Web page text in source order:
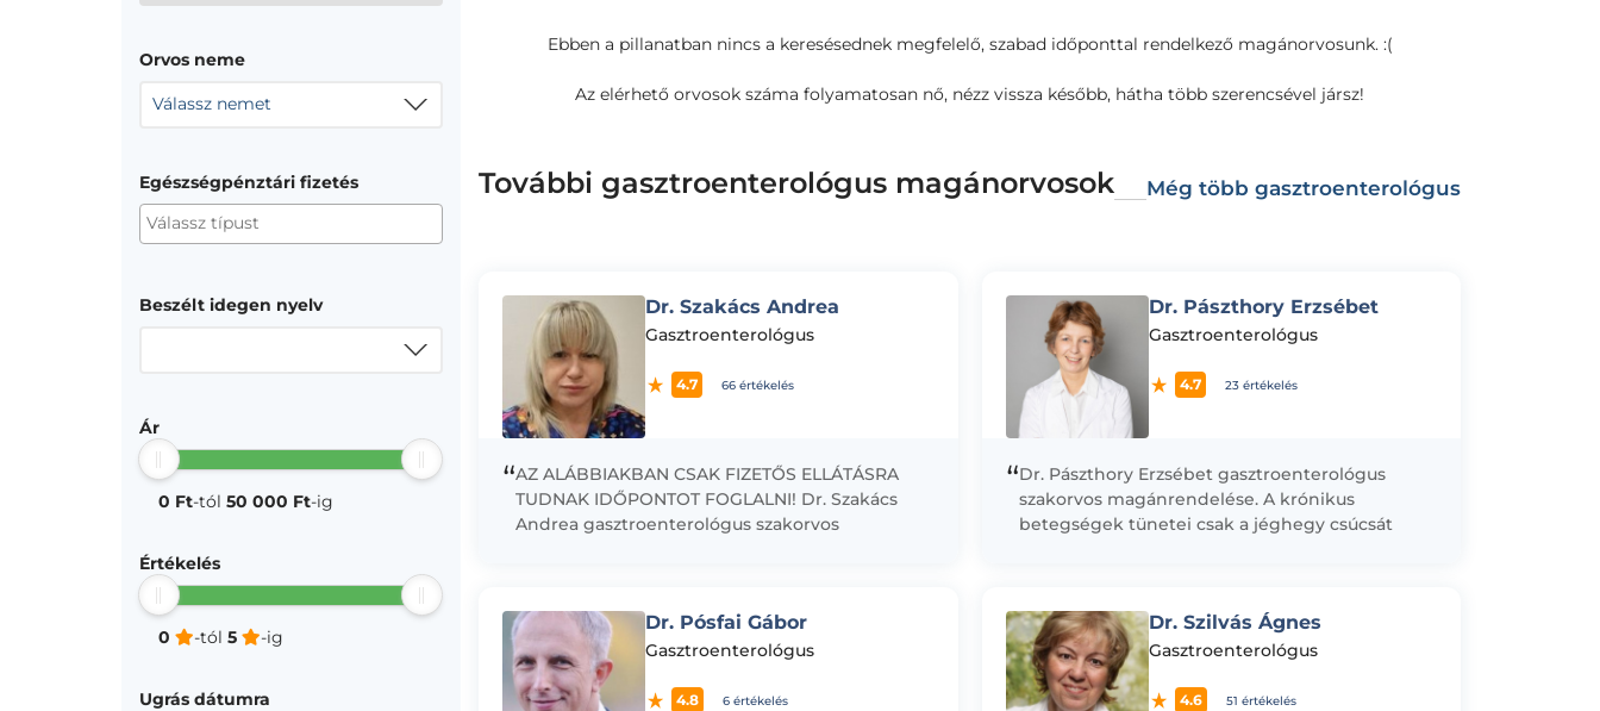
Orvos neme
Válassz nemet
Egészségpénztári fizetés
Beszélt idegen nyelv
Ár
0 Ft-tól 50 000 Ft-ig
Értékelés
0 -tól 5 -ig
Ugrás dátumra
Ebben a pillanatban nincs a keresésednek megfelelő, szabad időponttal rendelkező magánorvosunk. :(
Az elérhető orvosok száma folyamatosan nő, nézz vissza később, hátha több szerencsével jársz!
További gasztroenterológus magánorvosok Még több gasztroenterológus
Dr. Szakács Andrea
Gasztroenterológus
4.7 66 értékelés
“AZ ALÁBBIAKBAN CSAK FIZETŐS ELLÁTÁSRA
TUDNAK IDŐPONTOT FOGLALNI! Dr. Szakács
Andrea gasztroenterológus szakorvos
Dr. Pászthory Erzsébet
Gasztroenterológus
4.7 23 értékelés
“Dr. Pászthory Erzsébet gasztroenterológus
szakorvos magánrendelése. A krónikus
betegségek tünetei csak a jéghegy csúcsát
Dr. Pósfai Gábor
Gasztroenterológus
4.8 6 értékelés
Dr. Szilvás Ágnes
Gasztroenterológus
4.6 51 értékelés